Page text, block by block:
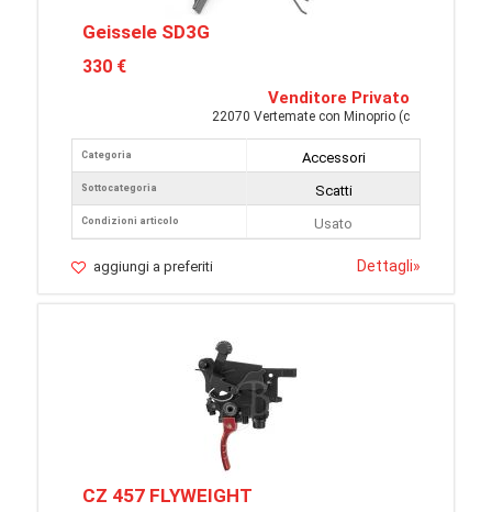
Geissele SD3G
330 €
Venditore Privato
22070 Vertemate con Minoprio (c
Categoria
Sottocategoria
Condizioni articolo
Accessori
Scatti
Usato
aggiungi a preferiti Dettagli»
CZ 457 FLYWEIGHT